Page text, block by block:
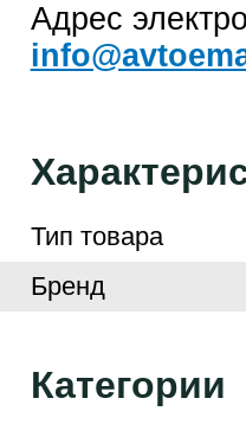
Адрес
Тип товара
Бренд
Категории